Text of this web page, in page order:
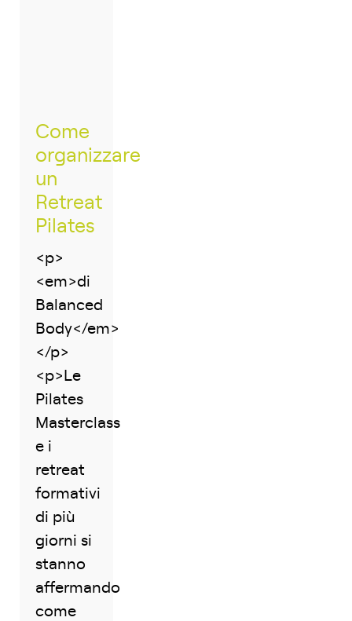
Come
organizzare
un
Retreat
Pilates
<p>
<em>di
Balanced
Body</em>
</p>
<p>Le
Pilates
Masterclass
e i
retreat
formativi
di più
giorni si
stanno
affermando
come